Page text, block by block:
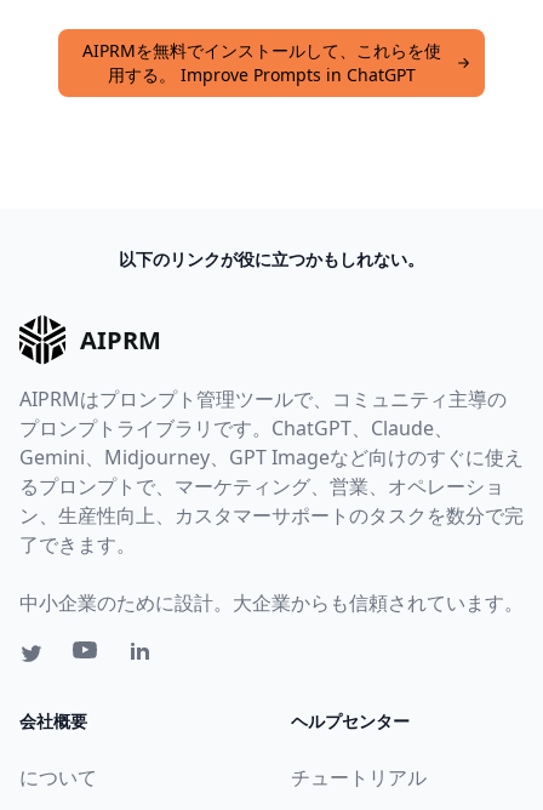
AIPRMを無料でインストールして、これらを使
用する。 Improve Prompts in ChatGPT
以下のリンクが役に立つかもしれない。
AIPRM
AIPRMはプロンプト管理ツールで、コミュニティ主導の
プロンプトライブラリです。ChatGPT、Claude、
Gemini、Midjourney、GPT Imageなど向けのすぐに使え
るプロンプトで、マーケティング、営業、オペレーショ
ン、生産性向上、カスタマーサポートのタスクを数分で完
了できます。
中小企業のために設計。大企業からも信頼されています。
会社概要
について
ヘルプセンター
チュートリアル